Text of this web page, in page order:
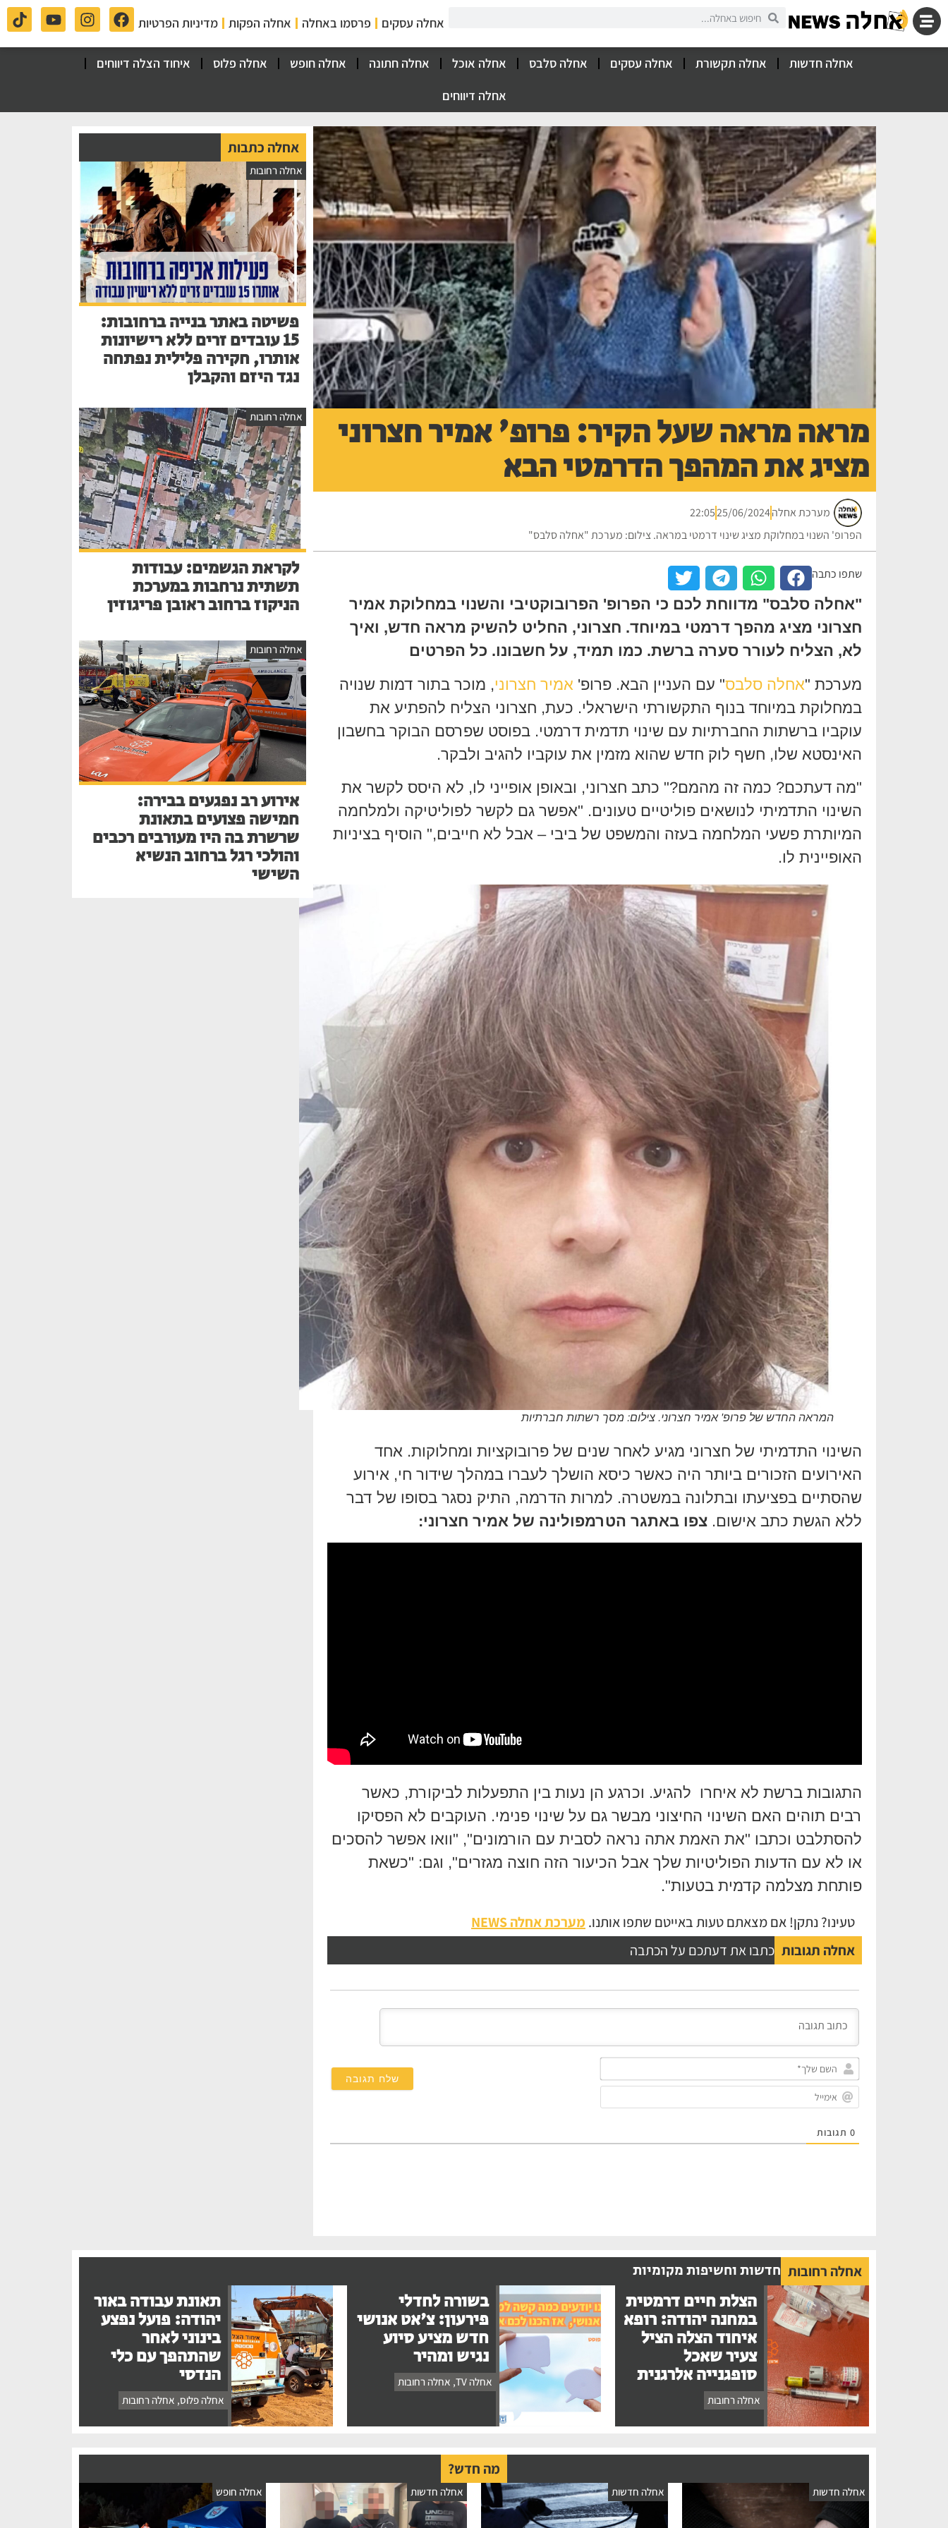
אחלה עסקים פרסמו באחלה אחלה הפקות מדיניות הפרטיות
אחלה חדשות אחלה תקשורת אחלה עסקים אחלה סלבס אחלה אוכל אחלה חתונה אחלה חופש אחלה פלוס
איחוד הצלה דיווחים
אחלה דיווחים
מראה מראה שעל הקיר: פרופ' אמיר חצרוני
מציג את המהפך הדרמטי הבא
מערכת אחלה25/06/2024
22:05
הפרופ' השנוי במחלוקת מציג שינוי דרמטי במראה. צילום: מערכת "אחלה סלבס"
שתפו כתבה
"אחלה סלבס" מדווחת לכם כי הפרופ' הפרובוקטיבי והשנוי במחלוקת אמיר
חצרוני מציג מהפך דרמטי במיוחד. חצרוני, החליט להשיק מראה חדש, ואיך
לא, הצליח לעורר סערה ברשת. כמו תמיד, על חשבונו. כל הפרטים
מערכת "אחלה סלבס" עם העניין הבא. פרופ' אמיר חצרוני, מוכר בתור דמות שנויה
במחלוקת במיוחד בנוף התקשורתי הישראלי. כעת, חצרוני הצליח להפתיע את
עוקביו ברשתות החברתיות עם שינוי תדמית דרמטי. בפוסט שפרסם הבוקר בחשבון
האינסטא שלו, חשף לוק חדש שהוא מזמין את עוקביו להגיב ולבקר.
"מה דעתכם? כמה זה מהמם?" כתב חצרוני, ובאופן אופייני לו, לא היסס לקשר את
השינוי התדמיתי לנושאים פוליטיים טעונים. "אפשר גם לקשר לפוליטיקה ולמלחמה
המיותרת פשעי המלחמה בעזה והמשפט של ביבי – אבל לא חייבים," הוסיף בציניות
האופיינית לו.
המראה החדש של פרופ' אמיר חצרוני. צילום: מסך רשתות חברתיות
השינוי התדמיתי של חצרוני מגיע לאחר שנים של פרובוקציות ומחלוקות. אחד
האירועים הזכורים ביותר היה כאשר כיסא הושלך לעברו במהלך שידור חי, אירוע
שהסתיים בפציעתו ובתלונה במשטרה. למרות הדרמה, התיק נסגר בסופו של דבר
ללא הגשת כתב אישום. צפו באתגר הטרמפולינה של אמיר חצרוני:
התגובות ברשת לא איחרו להגיע. וכרגע הן נעות בין התפעלות לביקורת, כאשר
רבים תוהים האם השינוי החיצוני מבשר גם על שינוי פנימי. העוקבים לא הפסיקו
להסתלבט וכתבו "את האמת אתה נראה לסבית עם הורמונים", "וואו אפשר להסכים
או לא עם הדעות הפוליטיות שלך אבל הכיעור הזה חוצה מגזרים", וגם: "כשאת
פותחת מצלמה קדמית בטעות".
טעינו? נתקן! אם מצאתם טעות באייטם שתפו אותנו. מערכת אחלה NEWS
אחלה תגובות כתבו את דעתכם על הכתבה
השם
שלך*
0 תגובות
אחלה כתבות
אחלה רחובות
פשיטה באתר בנייה ברחובות:
15 עובדים זרים ללא רישיונות
אותרו, חקירה פלילית נפתחה
נגד היזם והקבלן
אחלה רחובות
לקראת הגשמים: עבודות
תשתית נרחבות במערכת
הניקוז ברחוב ראובן פריגוזין
אחלה רחובות
אירוע רב נפגעים בבירה:
חמישה פצועים בתאונת
שרשרת בה היו מעורבים רכבים
והולכי רגל ברחוב הנשיא
השישי
אחלה רחובות חדשות וחשיפות מקומיות
הצלת חיים דרמטית
במחנה יהודה: רופא
איחוד הצלה הציל
צעיר שאכל
סופגנייה אלרגנית
אחלה רחובות
בשורה לחדלי
פירעון: צ'אט אנושי
חדש מציע סיוע
נגיש ומהיר
אחלה TV , אחלה רחובות
תאונת עבודה באור
יהודה: פועל נפצע
בינוני לאחר
שהתהפך עם כלי
הנדסי
אחלה פלוס, אחלה רחובות
מה חדש?
אחלה חדשות אחלה חדשות אחלה חדשות אחלה חופש